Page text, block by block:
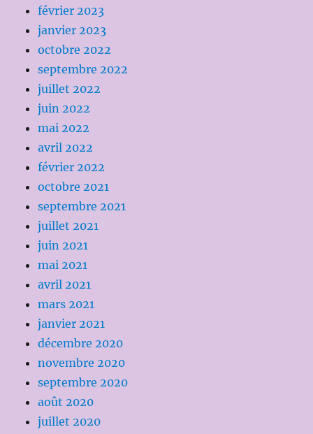
février 2023
janvier 2023
octobre 2022
septembre 2022
juillet 2022
juin 2022
mai 2022
avril 2022
février 2022
octobre 2021
septembre 2021
juillet 2021
juin 2021
mai 2021
avril 2021
mars 2021
janvier 2021
décembre 2020
novembre 2020
septembre 2020
août 2020
juillet 2020